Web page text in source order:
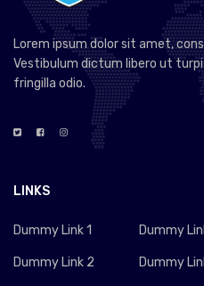
Lorem ipsum dolor sit amet,
Vestibulum dictum libero ut
fringilla odio.
LINKS
Dummy Link 1
Dummy Link 2
Dummy
Dummy